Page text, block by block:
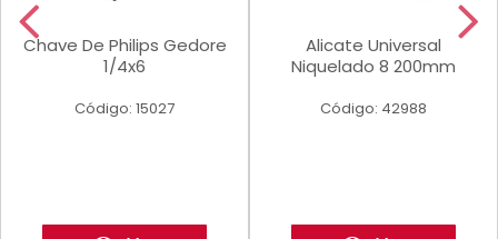
Chave De Philips Gedore
1/4x6
Código: 15027
Alicate Universal
Niquelado 8 200mm
Código: 42988